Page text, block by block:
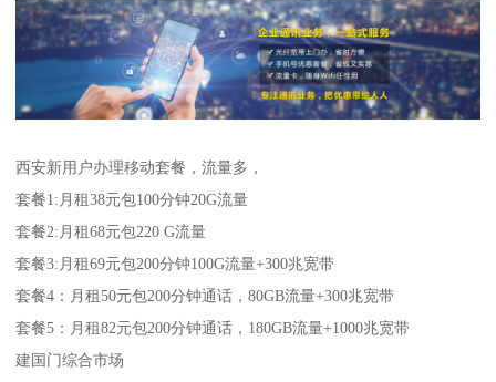
西安新用户办理移动套餐，流量多，
套餐1:月租38元包100分钟20G流量
套餐2:月租68元包220 G流量
套餐3:月租69元包200分钟100G流量+300兆宽带
套餐4：月租50元包200分钟通话，80GB流量+300兆宽带
套餐5：月租82元包200分钟通话，180GB流量+1000兆宽带
建国门综合市场